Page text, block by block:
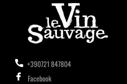
+390721 847804
Facebook